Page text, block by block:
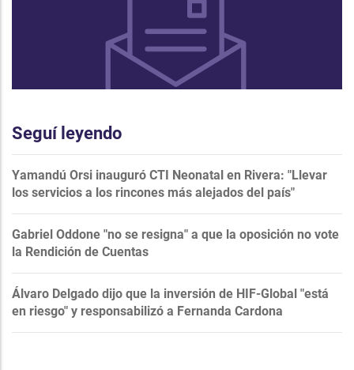
Seguí leyendo
Yamandú Orsi inauguró CTI Neonatal en Rivera: "Llevar
los servicios a los rincones más alejados del país"
Gabriel Oddone "no se resigna" a que la oposición no vote
la Rendición de Cuentas
Álvaro Delgado dijo que la inversión de HIF-Global "está
en riesgo" y responsabilizó a Fernanda Cardona